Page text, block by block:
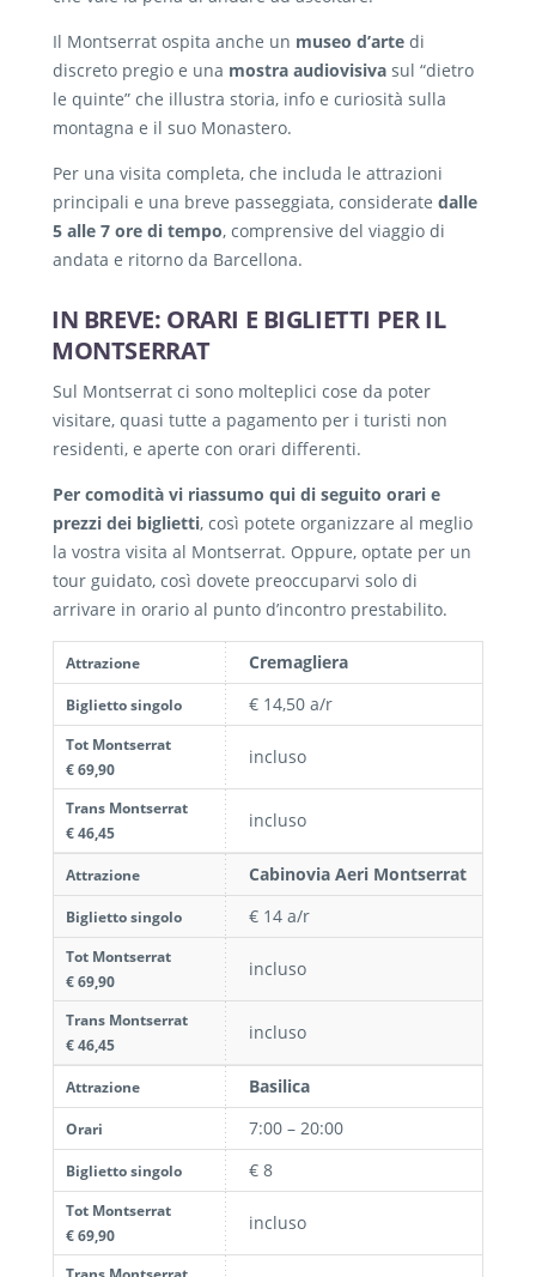
Il Montserrat ospita anche un museo d’arte di
discreto pregio e una mostra audiovisiva sul “dietro
le quinte” che illustra storia, info e curiosità sulla
montagna e il suo Monastero.
Per una visita completa, che includa le attrazioni
principali e una breve passeggiata, considerate dalle
5 alle 7 ore di tempo, comprensive del viaggio di
andata e ritorno da Barcellona.
IN BREVE: ORARI E BIGLIETTI PER IL
MONTSERRAT
Sul Montserrat ci sono molteplici cose da poter
visitare, quasi tutte a pagamento per i turisti non
residenti, e aperte con orari differenti.
Per comodità vi riassumo qui di seguito orari e
prezzi dei biglietti, così potete organizzare al meglio
la vostra visita al Montserrat. Oppure, optate per un
tour guidato, così dovete preoccuparvi solo di
arrivare in orario al punto d’incontro prestabilito.
Attrazione Cremagliera
Biglietto singolo € 14,50 a/r
Tot Montserrat
€ 69,90
incluso
Trans Montserrat
€ 46,45
incluso
Attrazione Cabinovia Aeri Montserrat
Biglietto singolo € 14 a/r
Tot Montserrat
€ 69,90
incluso
Trans Montserrat
€ 46,45
incluso
Attrazione Basilica
Orari 7:00 – 20:00
Biglietto singolo € 8
Tot Montserrat
€ 69,90
incluso